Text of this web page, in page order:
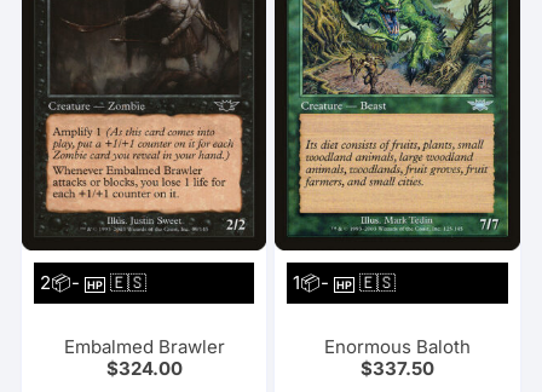
2📦-HP 🇪🇸
Embalmed Brawler
$324.00
1📦-HP 🇪🇸
Enormous Baloth
$337.50